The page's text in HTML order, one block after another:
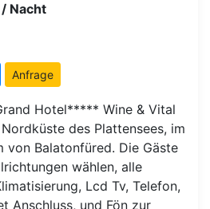
Nacht
Anfrage
Hotel***** Wine & Vital
des Plattensees, im
von Balatonfüred. Die Gäste
wählen, alle
Lcd Tv, Telefon,
Anschluss, und Fön zur